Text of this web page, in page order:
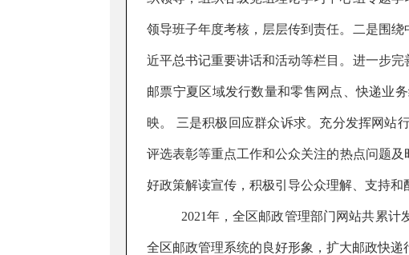
领导班子年度考核，层层传到责任。二是围
近平总书记重要讲话和活动等栏目。 进一步完
邮票宁夏区域发行数量和零售网点 、快递业
映。 三是积极回应群众诉求。充分发挥网站
评选表彰等重点工作和公众关注的热点问题及
好政策解读宣传， 积极引导公众理解、支持和
2021年，全区邮政管理部门网站共累计
全区邮政管理系统的良好形象，扩大邮政快递